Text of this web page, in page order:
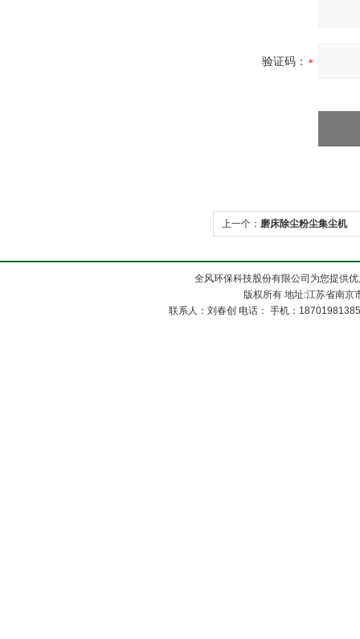
验证码：
上一个： 磨床除尘粉尘集尘机
全风环保科技股份有限公司为您提供
版权所有 地址:江苏省南
联系人：刘春创 电话： 手机：